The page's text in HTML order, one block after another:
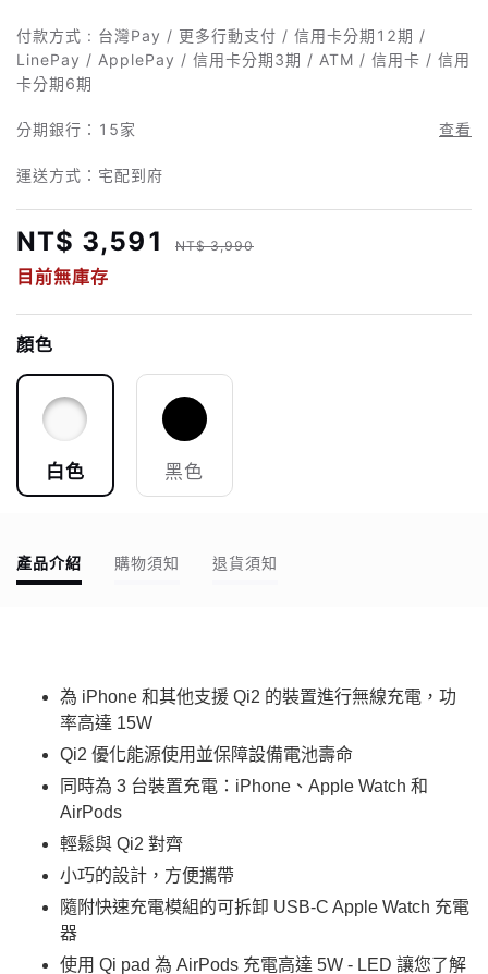
付款方式 : 台灣Pay / 更多行動支付 / 信用卡分期12期 /
LinePay / ApplePay / 信用卡分期3期 / ATM / 信用卡 / 信用
卡分期6期
分期銀行： 15家 查看
運送方式：宅配到府
NT$ 3,591 NT$ 3,990
目前無庫存
顏色
白色 黑色
產品介紹 購物須知 退貨須知
為 iPhone 和其他支援 Qi2 的裝置進行無線充電，功
率高達 15W
Qi2 優化能源使用並保障設備電池壽命
同時為 3 台裝置充電：iPhone、Apple Watch 和
AirPods
輕鬆與 Qi2 對齊
小巧的設計，方便攜帶
隨附快速充電模組的可拆卸 USB-C Apple Watch 充電
器
使用 Qi pad 為 AirPods 充電高達 5W - LED 讓您了解